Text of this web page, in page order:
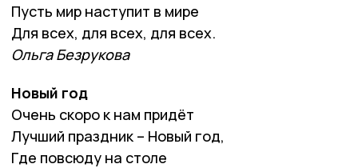
Пусть мир наступит в мире
Для всех, для всех, для всех.
Ольга Безрукова
Новый год
Очень скоро к нам придёт
Лучший праздник – Новый год,
Где повсюду на столе